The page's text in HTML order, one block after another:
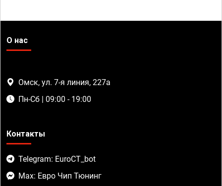
О нас
Омск, ул. 7-я линия, 227а
Пн-Сб | 09:00 - 19:00
Контакты
Telegram: EuroCT_bot
Max: Евро Чип Тюнинг